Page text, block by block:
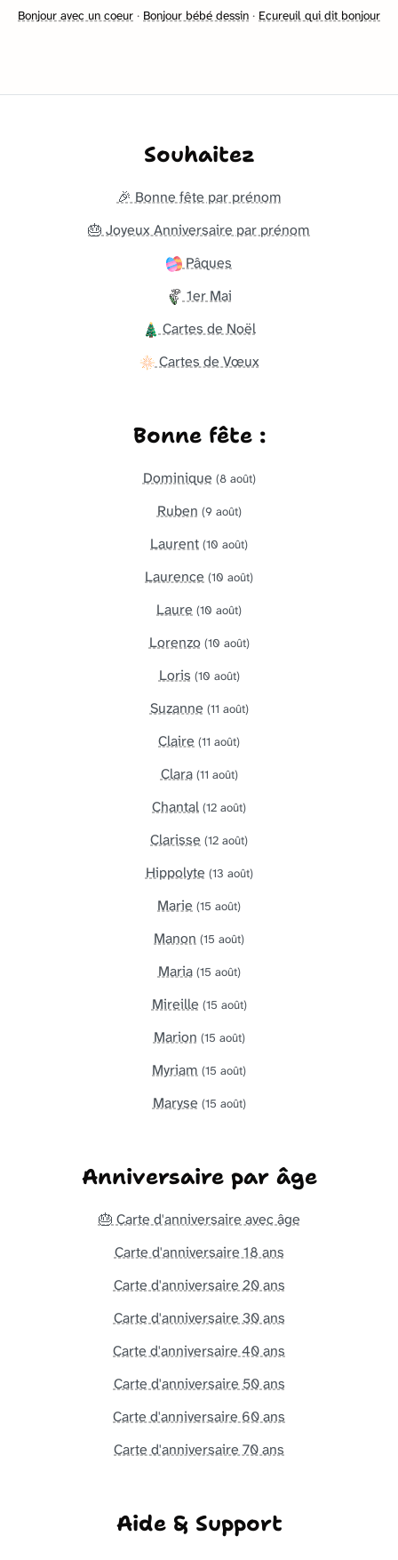
Bonjour avec un coeur · Bonjour bébé dessin · Ecureuil qui dit bonjour
Souhaitez
🎉 Bonne fête par prénom
🎂 Joyeux Anniversaire par prénom
Pâques
1er Mai
Cartes de Noël
Cartes de Vœux
Bonne fête :
Dominique (8 août)
Ruben (9 août)
Laurent (10 août)
Laurence (10 août)
Laure (10 août)
Lorenzo (10 août)
Loris (10 août)
Suzanne (11 août)
Claire (11 août)
Clara (11 août)
Chantal (12 août)
Clarisse (12 août)
Hippolyte (13 août)
Marie (15 août)
Manon (15 août)
Maria (15 août)
Mireille (15 août)
Marion (15 août)
Myriam (15 août)
Maryse (15 août)
Anniversaire par âge
🎂 Carte d'anniversaire avec âge
Carte d'anniversaire 18 ans
Carte d'anniversaire 20 ans
Carte d'anniversaire 30 ans
Carte d'anniversaire 40 ans
Carte d'anniversaire 50 ans
Carte d'anniversaire 60 ans
Carte d'anniversaire 70 ans
Aide & Support